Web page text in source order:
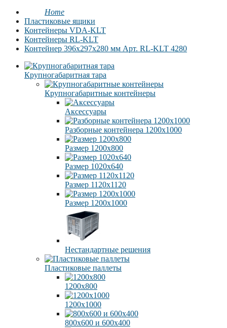
Home
Пластиковые ящики
Контейнеры VDA-KLT
Контейнеры RL-KLT
Контейнер 396х297х280 мм Арт. RL-KLT 4280
Крупногабаритная тара
Крупногабаритные контейнеры
Аксессуары
Разборные контейнера 1200х1000
Размер 1200х800
Размер 1020х640
Размер 1120х1120
Размер 1200х1000
Нестандартные решения
Пластиковые паллеты
1200х800
1200х1000
800х600 и 600х400